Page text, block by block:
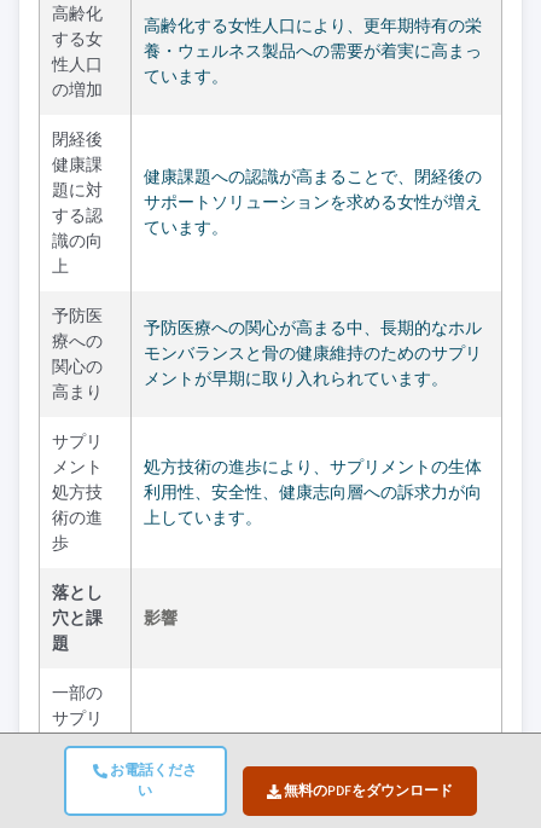
お電話くださ
い
無料のPDFをダウンロード
高齢化
する女
性人口
の増加
高齢化する女性人口により、更年期特有の栄
養・ウェルネス製品への需要が着実に高まっ
ています。
閉経後
健康課
題に対
する認
識の向
上
健康課題への認識が高まることで、閉経後の
サポートソリューションを求める女性が増え
ています。
予防医
療への
関心の
高まり
予防医療への関心が高まる中、長期的なホル
モンバランスと骨の健康維持のためのサプリ
メントが早期に取り入れられています。
サプリ
メント
処方技
術の進
歩
処方技術の進歩により、サプリメントの生体
利用性、安全性、健康志向層への訴求力が向
上しています。
落とし
穴と課
題
影響
一部の
サプリ
メント
におけ
的検証
臨床的検証の不足により消費者の信頼が揺ら
ぎ、医療専門家による特定製品の推奨が制限
される。